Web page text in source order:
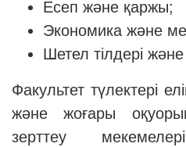
Есеп және қаржы;
Экономика және
Шетел тілдері және
Факультет түлектері
және жоғары
зерттеу